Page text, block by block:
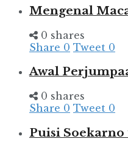
Mengenal
0 shares
Share 0 Tweet 0
Awal
0 shares
Share 0 Tweet 0
Puisi